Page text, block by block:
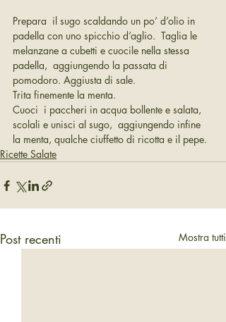
Prepara  il sugo scaldando un po’ d’olio in
padella con uno spicchio d’aglio.  Taglia le
melanzane a cubetti e cuocile nella stessa
padella,  aggiungendo la passata di
pomodoro. Aggiusta di sale.
Trita finemente la menta.
Cuoci  i paccheri in acqua bollente e salata,
scolali e unisci al sugo,  aggiungendo infine
la menta, qualche ciuffetto di ricotta e il pepe.
Ricette Salate
Post recenti Mostra tutti